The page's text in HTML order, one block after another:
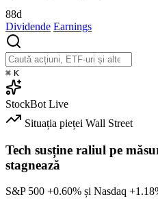
88d
Dividende Earnings
⌘ K
StockBot Live
Situația pieței Wall Street
Tech susține raliul pe
stagnează
S&P 500 +0.60% și Nasdaq